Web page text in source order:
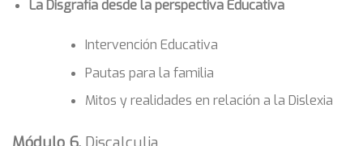
La Disgrafía desde la perspectiva Educativa
Intervención Educativa
Pautas para la familia
Mitos y realidades en relación a la Dislexia
Módulo 6. Discalculia